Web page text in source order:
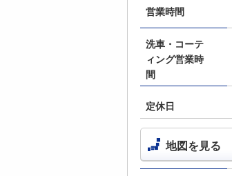
営業時間
洗車・コーテ
ィング営業時
間
定休日
地図を見る